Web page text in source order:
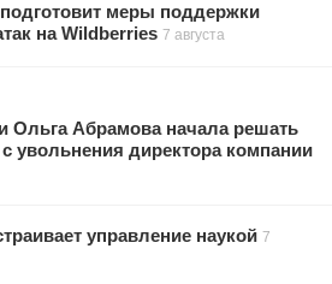
меры поддержки
на Wildberries 7 августа
Ольга Абрамова начала решать
увольнения директора компании
управление наукой 7